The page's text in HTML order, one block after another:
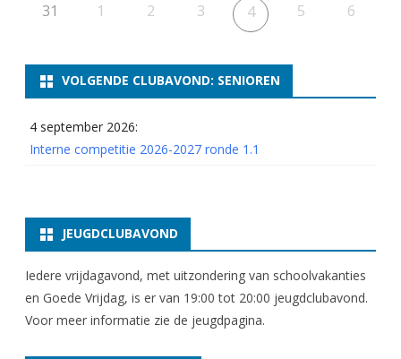
31 1 2 3 4 5 6
VOLGENDE CLUBAVOND: SENIOREN
4 september 2026:
Interne competitie 2026-2027 ronde 1.1
JEUGDCLUBAVOND
Iedere vrijdagavond, met uitzondering van schoolvakanties
en Goede Vrijdag, is er van 19:00 tot 20:00 jeugdclubavond.
Voor meer informatie zie de jeugdpagina.